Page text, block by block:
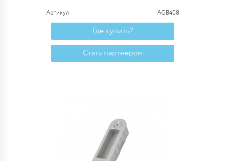
Артикул AGB408
Где купить?
Стать партнером